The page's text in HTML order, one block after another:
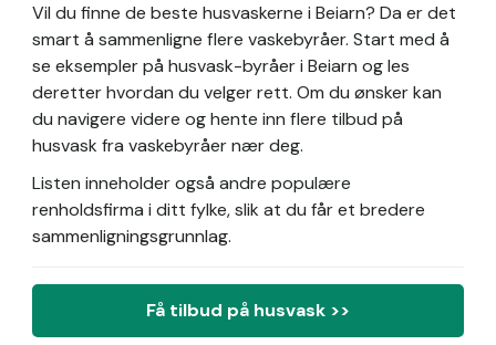
Vil du finne de beste husvaskerne i Beiarn? Da er det
smart å sammenligne flere vaskebyråer. Start med å
se eksempler på husvask-byråer i Beiarn og les
deretter hvordan du velger rett. Om du ønsker kan
du navigere videre og hente inn flere tilbud på
husvask fra vaskebyråer nær deg.
Listen inneholder også andre populære
renholdsfirma i ditt fylke, slik at du får et bredere
sammenligningsgrunnlag.
Få tilbud på husvask >>